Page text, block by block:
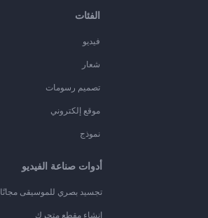
الفئات
فيديو
شعار
تصميم رسومات
موقع إلكتروني
نموذج
أدوات صناعة الفيديو
تجسيد بصري للموسيقى مجانًا
إنشاء مقطع متحرك